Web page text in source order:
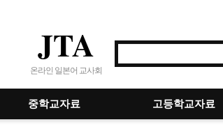
JTA
온라인 일본어 교사회
중학교자료 고등학교자료